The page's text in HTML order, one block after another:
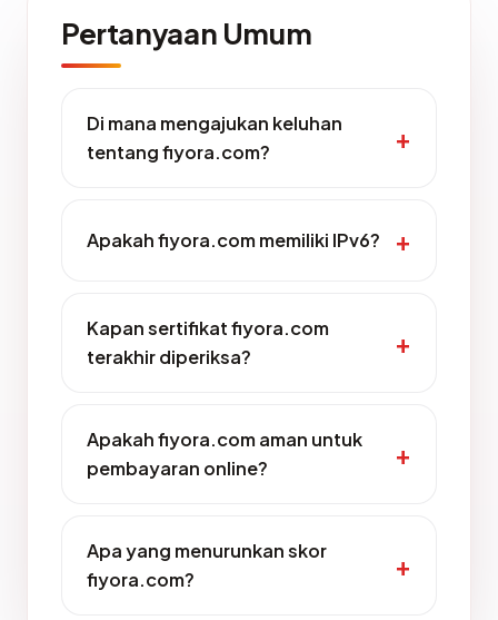
Pertanyaan Umum
Di mana mengajukan keluhan
tentang fiyora.com?
Apakah fiyora.com memiliki IPv6?
Kapan sertifikat fiyora.com
terakhir diperiksa?
Apakah fiyora.com aman untuk
pembayaran online?
Apa yang menurunkan skor
fiyora.com?